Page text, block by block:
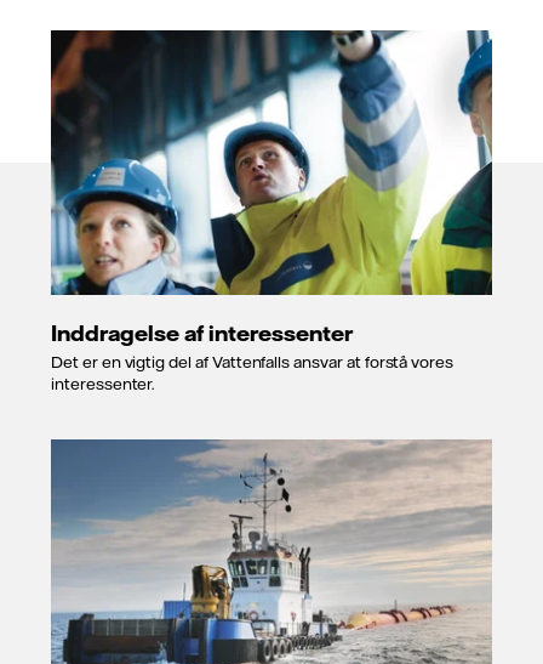
Inddragelse af interessenter
Det er en vigtig del af Vattenfalls ansvar at forstå vores
interessenter.